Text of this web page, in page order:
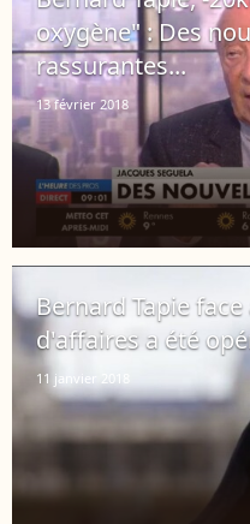
oxygène" : Des
rassurantes...
13 février 2018
Bernard Tapie
d'affaires a été
11 janvier 2018